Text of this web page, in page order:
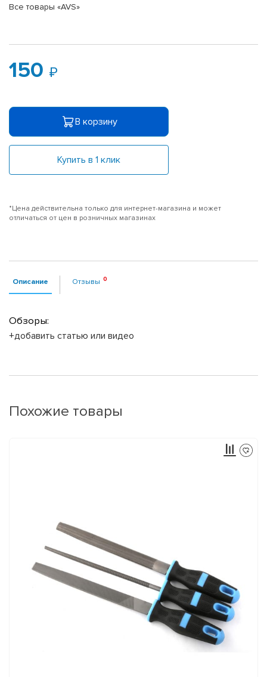
Все товары «AVS»
150
В корзину
Купить в 1 клик
*Цена действительна только для интернет-магазина и может
отличаться от цен в розничных магазинах
Описание Отзывы
Обзоры:
+добавить статью или видео
Похожие товары